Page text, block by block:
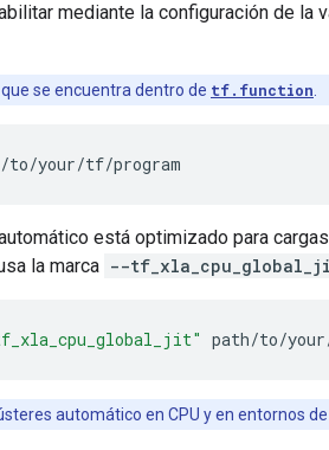
mediante la configuración de la
se encuentra dentro de tf.function
está optimizado para
la marca --
automático en CPU y en entornos de